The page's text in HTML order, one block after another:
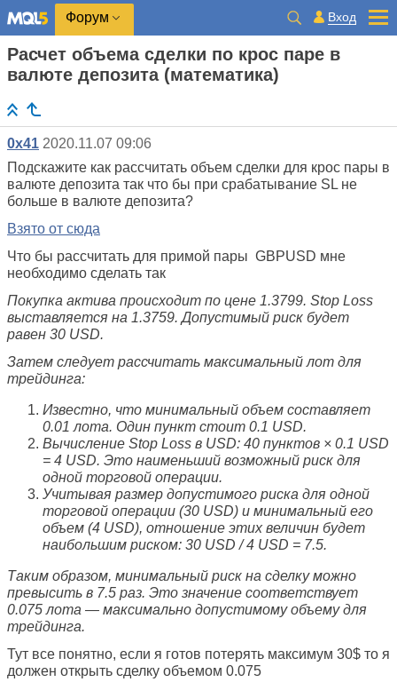
Форум Вход
Расчет объема сделки по крос паре в
валюте депозита (математика)
0x41 2020.11.07 09:06
Подскажите как рассчитать объем сделки для крос пары в
валюте депозита так что бы при срабатывание SL не
больше в валюте депозита?
Взято от сюда
Что бы рассчитать для примой пары GBPUSD мне
необходимо сделать так
Покупка актива происходит по цене 1.3799. Stop Loss
выставляется на 1.3759. Допустимый риск будет
равен 30 USD.
Затем следует рассчитать максимальный лот для
трейдинга:
Известно, что минимальный объем составляет
0.01 лота. Один пункт стоит 0.1 USD.
Вычисление Stop Loss в USD: 40 пунктов × 0.1 USD
= 4 USD. Это наименьший возможный риск для
одной торговой операции.
Учитывая размер допустимого риска для одной
торговой операции (30 USD) и минимальный его
объем (4 USD), отношение этих величин будет
наибольшим риском: 30 USD / 4 USD = 7.5.
Таким образом, минимальный риск на сделку можно
превысить в 7.5 раз. Это значение соответствует
0.075 лота — максимально допустимому объему для
трейдинга.
Тут все понятно, если я готов потерять максимум 30$ то я
должен открыть сделку объемом 0.075